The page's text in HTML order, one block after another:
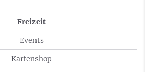
Freizeit
Events
Kartenshop